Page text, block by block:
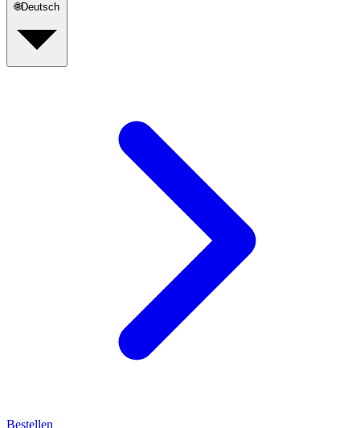
🌐Deutsch
Bestellen